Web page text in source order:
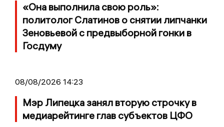
«Она выполнила свою роль»:
политолог Слатинов о снятии липчанки
Зеновьевой с предвыборной гонки в
Госдуму
08/08/2026 14:23
Мэр Липецка занял вторую строчку в
медиарейтинге глав субъектов ЦФО